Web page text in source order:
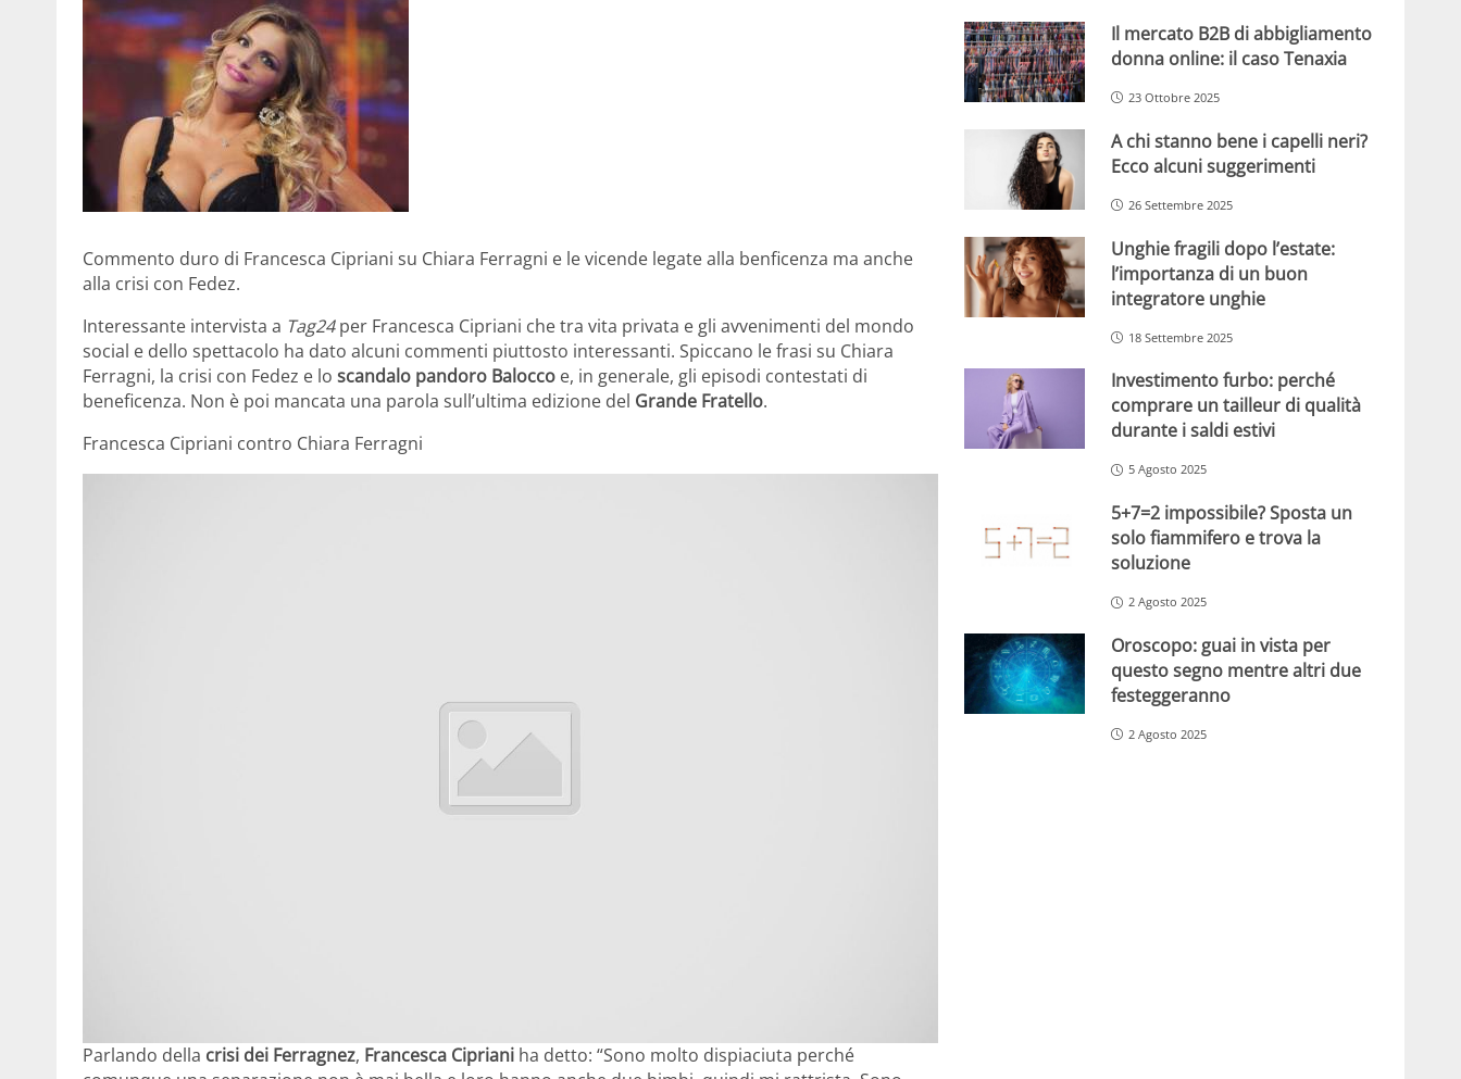
Commento duro di Francesca Cipriani su Chiara Ferragni e le vicende legate alla benficenza ma anche
alla crisi con Fedez.
Interessante intervista a Tag24per Francesca Cipriani che tra vita privata e gli avvenimenti del mondo
social e dello spettacolo ha dato alcuni commenti piuttosto interessanti. Spiccano le frasi su Chiara
Ferragni, la crisi con Fedez e lo scandalo pandoro Balocco e, in generale, gli episodi contestati di
beneficenza. Non è poi mancata una parola sull’ultima edizione del Grande Fratello.
Francesca Cipriani contro Chiara Ferragni
Parlando della crisi dei Ferragnez, Francesca Cipriani ha detto: “Sono molto dispiaciuta perché
Il mercato B2B di abbigliamento
donna online: il caso Tenaxia
23 Ottobre 2025
A chi stanno bene i capelli neri?
Ecco alcuni suggerimenti
26 Settembre 2025
Unghie fragili dopo l’estate:
l’importanza di un buon
integratore unghie
18 Settembre 2025
Investimento furbo: perché
comprare un tailleur di qualità
durante i saldi estivi
5 Agosto 2025
5+7=2 impossibile? Sposta un
solo fiammifero e trova la
soluzione
2 Agosto 2025
Oroscopo: guai in vista per
questo segno mentre altri due
festeggeranno
2 Agosto 2025